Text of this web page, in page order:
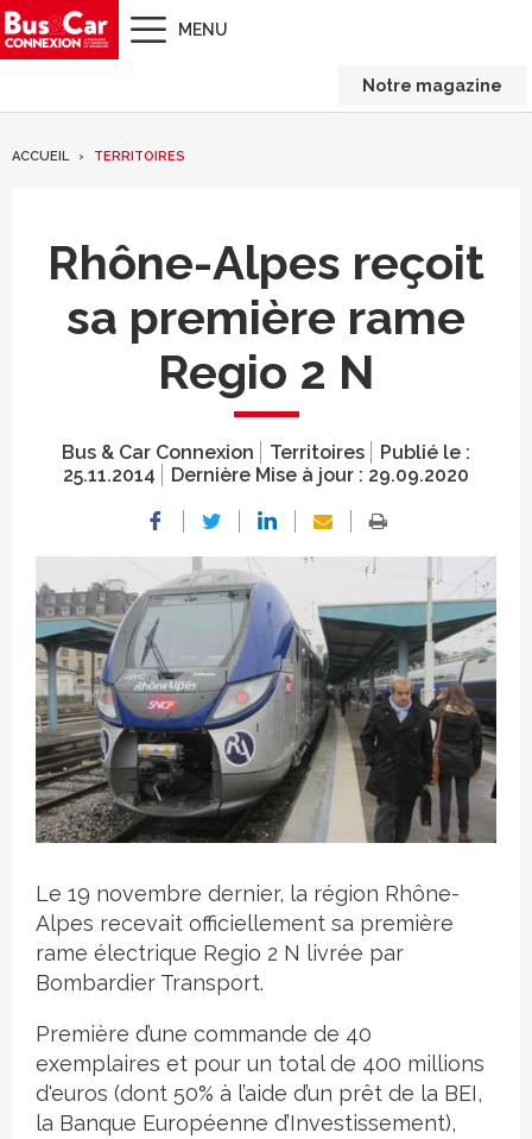
MENU
Notre magazine
ACCUEIL TERRITOIRES
Rhône-Alpes reçoit
sa première rame
Regio 2 N
Bus & Car Connexion Territoires
Publié le :
25.11.2014
Dernière Mise à jour : 29.09.2020
Crédit photo
Le 19 novembre dernier, la région Rhône-
Alpes recevait officiellement sa première
rame électrique Regio 2 N livrée par
Bombardier Transport.
Première d’une commande de 40
exemplaires et pour un total de 400 millions
d'euros (dont 50% à l’aide d’un prêt de la BEI,
la Banque Européenne d’Investissement),